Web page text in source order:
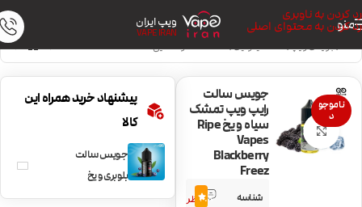
رد کردن به ناوبری
رد کردن به محتوای اصلی
منو ویپ ایران
VAPE IRAN
خانه/جویس ویپ/سالت نیکوتین/سالت خنک و نعنایی
ناموجو
د
بزرگنمایی تصویر
جویس سالت
رایپ ویپ تمشک
سیاه و یخ Ripe
Vapes
Blackberry
Freez
شناسه
5
نظر4.8
پیشنهاد خرید همراه این
کالا
جویس سالت
بلوبری و یخ
PodSalt